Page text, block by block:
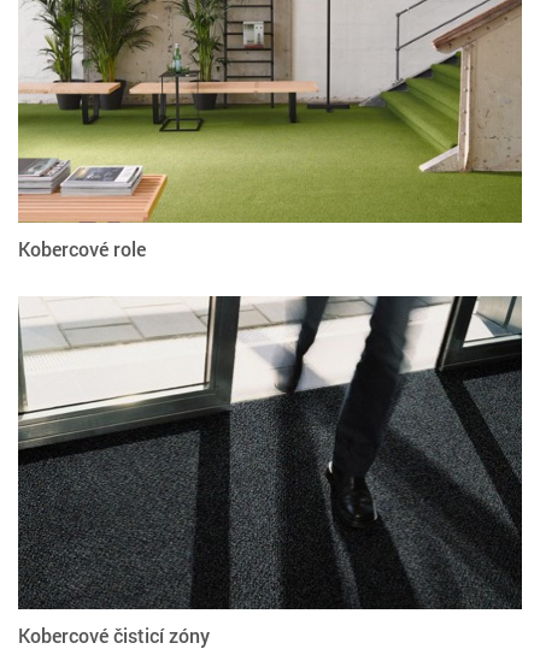
Kobercové role
Kobercové čisticí zóny